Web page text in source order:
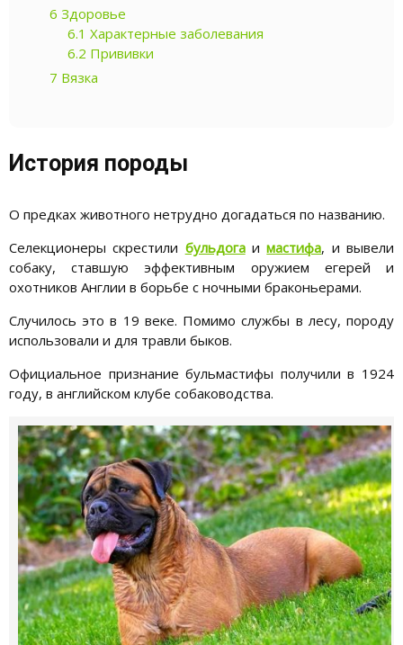
6 Здоровье
6.1 Характерные заболевания
6.2 Прививки
7 Вязка
История породы
О предках животного нетрудно догадаться по названию.
Селекционеры скрестили бульдогаимастифа, и вывели
собаку, ставшую эффективным оружием егерей и
охотников Англии в борьбе с ночными браконьерами.
Случилось это в 19 веке. Помимо службы в лесу, породу
использовали и для травли быков.
Официальное признание бульмастифы получили в 1924
году, в английском клубе собаководства.